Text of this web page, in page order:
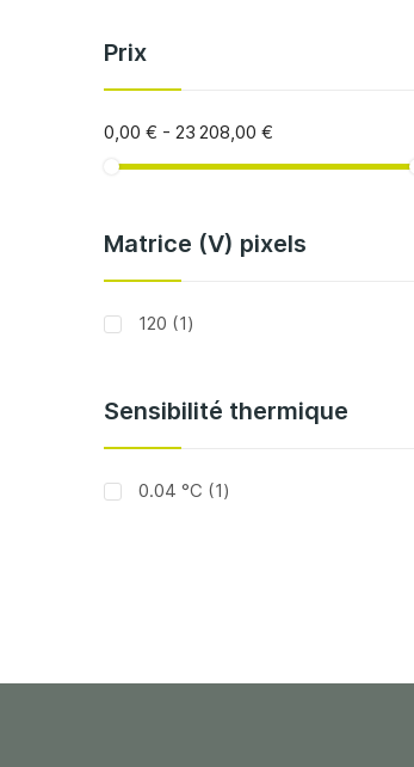
Prix
0,00 € - 23 208,00 €
Matrice (V) pixels
120 1article
Sensibilité thermique
0.04 °C 1article